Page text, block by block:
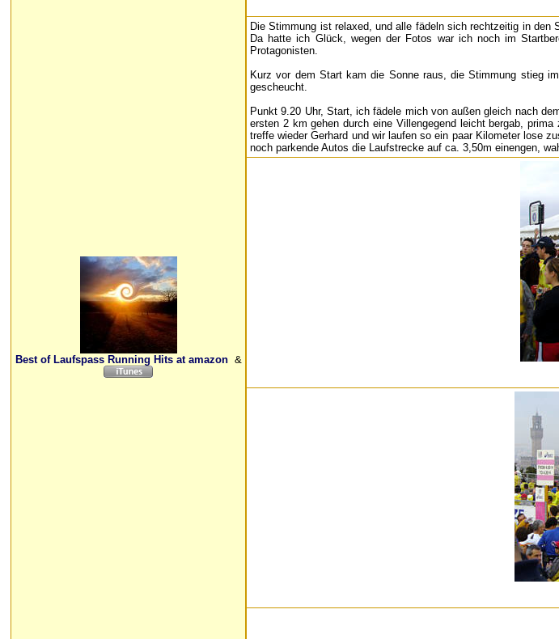
Best of Laufspass Running Hits at amazon&
Die Stimmung ist relaxed, und alle fädeln sich rechtzeitig in den
Da hatte ich Glück, wegen der Fotos war ich noch im
Protagonisten.
Kurz vor dem Start kam die Sonne raus, die Stimmung stieg
gescheucht.
Punkt 9.20 Uhr, Start, ich fädele mich von außen gleich nach
ersten 2 km gehen durch eine Villengegend leicht bergab,
treffe wieder Gerhard und wir laufen so ein paar Kilometer lose
noch parkende Autos die Laufstrecke auf ca. 3,50m einengen,